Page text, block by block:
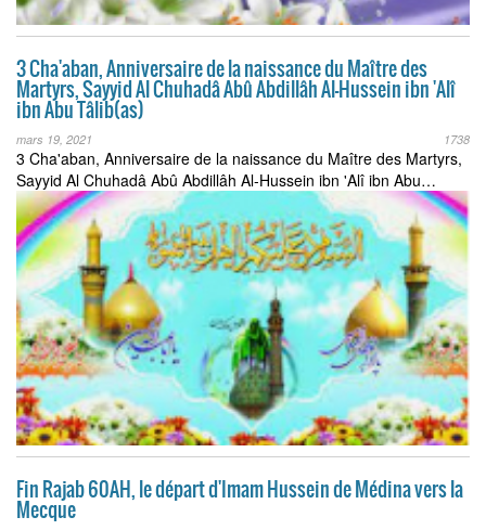
3 Cha'aban, Anniversaire de la naissance du Maître des
Martyrs, Sayyid Al Chuhadâ Abû Abdillâh Al-Hussein ibn 'Alî
ibn Abu Tâlib(as)
mars 19, 2021 1738
3 Cha'aban, Anniversaire de la naissance du Maître des Martyrs,
Sayyid Al Chuhadâ Abû Abdillâh Al-Hussein ibn 'Alî ibn Abu…
Fin Rajab 60AH, le départ d'Imam Hussein de Médina vers la
Mecque